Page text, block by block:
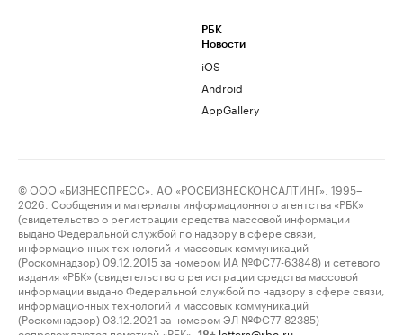
РБК
Новости
iOS
Android
AppGallery
© ООО «БИЗНЕСПРЕСС», АО «РОСБИЗНЕСКОНСАЛТИНГ», 1995–
2026. Сообщения и материалы информационного агентства «РБК»
(свидетельство о регистрации средства массовой информации
выдано Федеральной службой по надзору в сфере связи,
информационных технологий и массовых коммуникаций
(Роскомнадзор) 09.12.2015 за номером ИА №ФС77-63848) и сетевого
издания «РБК» (свидетельство о регистрации средства массовой
информации выдано Федеральной службой по надзору в сфере связи,
информационных технологий и массовых коммуникаций
(Роскомнадзор) 03.12.2021 за номером ЭЛ №ФС77-82385)